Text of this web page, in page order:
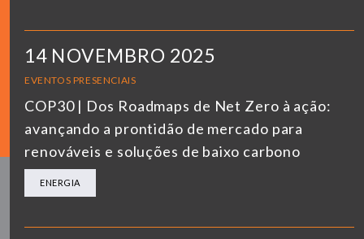
14 NOVEMBRO 2025
EVENTOS PRESENCIAIS
COP30 | Dos Roadmaps de Net Zero à ação:
avançando a prontidão de mercado para
renováveis e soluções de baixo carbono
ENERGIA